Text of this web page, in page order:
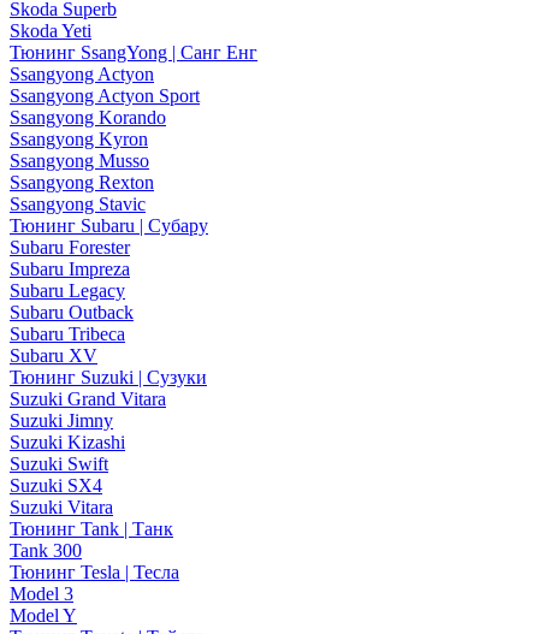
Skoda Superb
Skoda Yeti
Тюнинг SsangYong | Санг Енг
Ssangyong Actyon
Ssangyong Actyon Sport
Ssangyong Korando
Ssangyong Kyron
Ssangyong Musso
Ssangyong Rexton
Ssangyong Stavic
Тюнинг Subaru | Субару
Subaru Forester
Subaru Impreza
Subaru Legacy
Subaru Outback
Subaru Tribeca
Subaru XV
Тюнинг Suzuki | Сузуки
Suzuki Grand Vitara
Suzuki Jimny
Suzuki Kizashi
Suzuki Swift
Suzuki SX4
Suzuki Vitara
Тюнинг Tank | Танк
Tank 300
Тюнинг Tesla | Тесла
Model 3
Model Y